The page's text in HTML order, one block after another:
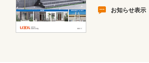
お知らせ表示